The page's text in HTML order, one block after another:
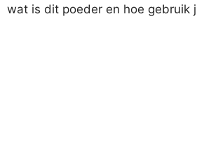
wat is dit poeder en hoe gebruik